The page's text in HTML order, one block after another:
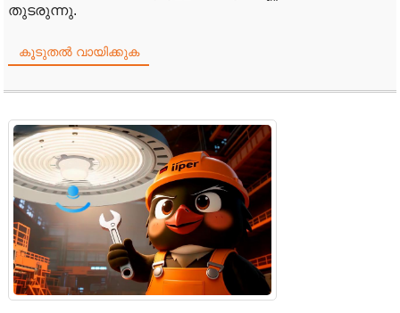
തുടരുന്നു.
കൂടുതൽ വായിക്കുക